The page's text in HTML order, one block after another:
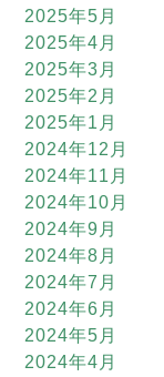
2025年5月
2025年4月
2025年3月
2025年2月
2025年1月
2024年12月
2024年11月
2024年10月
2024年9月
2024年8月
2024年7月
2024年6月
2024年5月
2024年4月